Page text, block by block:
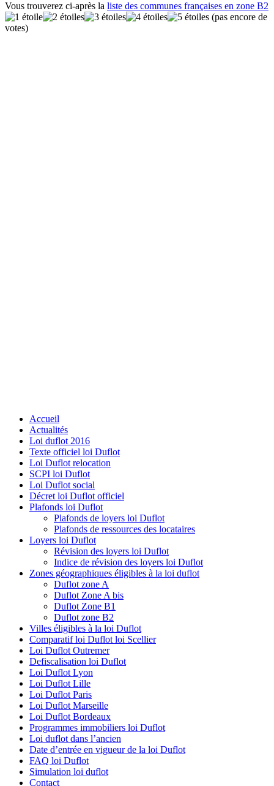
Vous trouverez ci-après la liste des communes françaises en zone B2
(pas encore de
votes)
Accueil
Actualités
Loi duflot 2016
Texte officiel loi Duflot
Loi Duflot relocation
SCPI loi Duflot
Loi Duflot social
Décret loi Duflot officiel
Plafonds loi Duflot
Plafonds de loyers loi Duflot
Plafonds de ressources des locataires
Loyers loi Duflot
Révision des loyers loi Duflot
Indice de révision des loyers loi Duflot
Zones géographiques éligibles à la loi duflot
Duflot zone A
Duflot Zone A bis
Duflot Zone B1
Duflot zone B2
Villes éligibles à la loi Duflot
Comparatif loi Duflot loi Scellier
Loi Duflot Outremer
Defiscalisation loi Duflot
Loi Duflot Lyon
Loi Duflot Lille
Loi Duflot Paris
Loi Duflot Marseille
Loi Duflot Bordeaux
Programmes immobiliers loi Duflot
Loi duflot dans l’ancien
Date d’entrée en vigueur de la loi Duflot
FAQ loi Duflot
Simulation loi duflot
Contact